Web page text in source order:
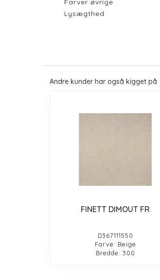
Farver øvrige
Lysægthed
Andre kunder har også kigget på
FINETT DIMOUT FR
D367111550
Farve: Beige
Bredde: 300